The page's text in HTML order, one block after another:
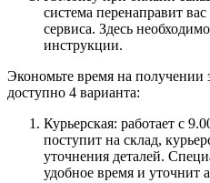
система перенаправит
сервиса. Здесь
инструкции.
Экономьте время на получении
доступно 4 варианта:
Курьерская: работает с
поступит на склад,
уточнения деталей.
удобное время и уточнит